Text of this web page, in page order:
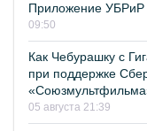
Приложение УБРиР
09:50
Как Чебурашку с
при поддержке
05 августа 21:39